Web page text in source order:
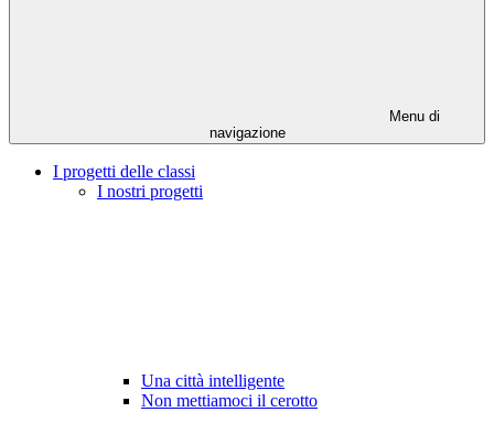
Menu di
navigazione
I progetti delle classi
I nostri progetti
Una città intelligente
Non mettiamoci il cerotto